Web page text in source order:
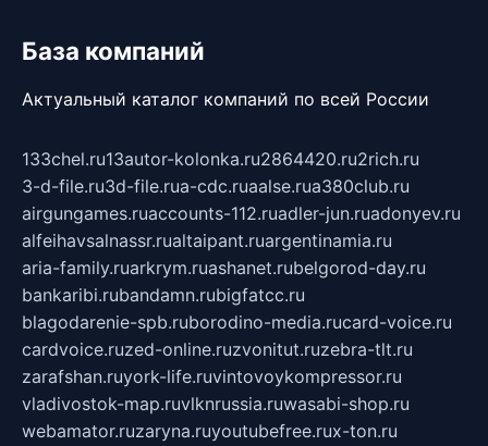
База компаний
Актуальный каталог компаний по всей России
133chel.ru13autor-kolonka.ru2864420.ru2rich.ru
3-d-file.ru3d-file.rua-cdc.ruaalse.rua380club.ru
airgungames.ruaccounts-112.ruadler-jun.ruadonyev.ru
alfeihavsalnassr.rualtaipant.ruargentinamia.ru
aria-family.ruarkrym.ruashanet.rubelgorod-day.ru
bankaribi.rubandamn.rubigfatcc.ru
blagodarenie-spb.ruborodino-media.rucard-voice.ru
cardvoice.ruzed-online.ruzvonitut.ruzebra-tlt.ru
zarafshan.ruyork-life.ruvintovoykompressor.ru
vladivostok-map.ruvlknrussia.ruwasabi-shop.ru
webamator.ruzaryna.ruyoutubefree.rux-ton.ru